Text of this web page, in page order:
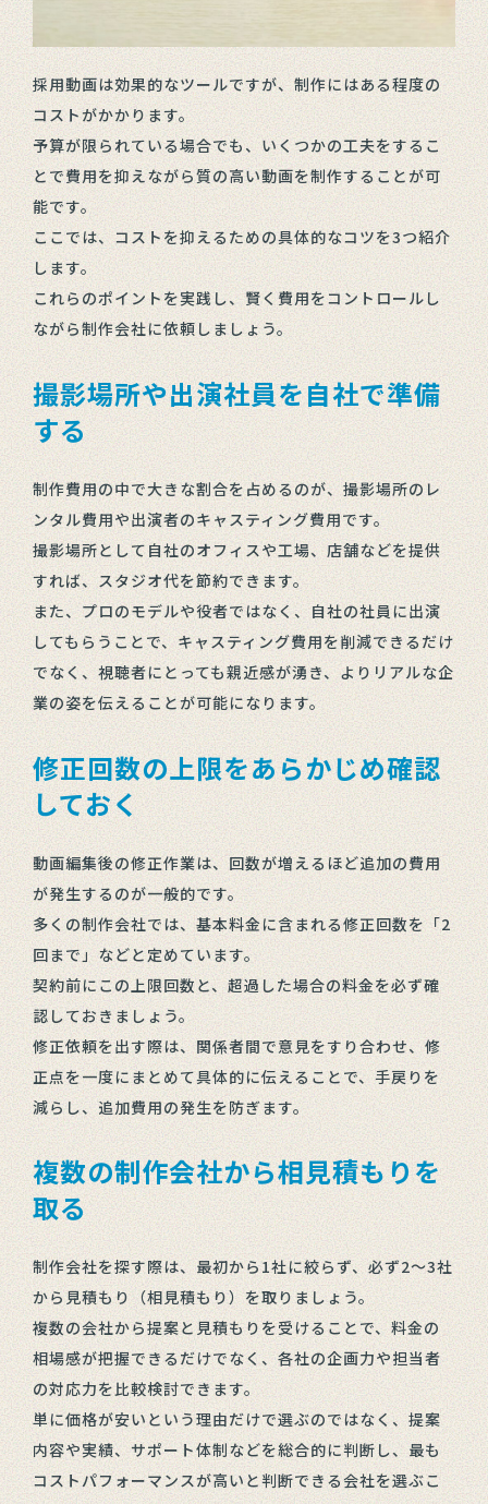
採用動画は効果的なツールですが、制作にはある程度の
コストがかかります。
予算が限られている場合でも、いくつかの工夫をするこ
とで費用を抑えながら質の高い動画を制作することが可
能です。
ここでは、コストを抑えるための具体的なコツを3つ紹介
します。
これらのポイントを実践し、賢く費用をコントロールし
ながら制作会社に依頼しましょう。
撮影場所や出演社員を自社で準備
する
制作費用の中で大きな割合を占めるのが、撮影場所のレ
ンタル費用や出演者のキャスティング費用です。
撮影場所として自社のオフィスや工場、店舗などを提供
すれば、スタジオ代を節約できます。
また、プロのモデルや役者ではなく、自社の社員に出演
してもらうことで、キャスティング費用を削減できるだけ
でなく、視聴者にとっても親近感が湧き、よりリアルな企
業の姿を伝えることが可能になります。
修正回数の上限をあらかじめ確認
しておく
動画編集後の修正作業は、回数が増えるほど追加の費用
が発生するのが一般的です。
多くの制作会社では、基本料金に含まれる修正回数を「2
回まで」などと定めています。
契約前にこの上限回数と、超過した場合の料金を必ず確
認しておきましょう。
修正依頼を出す際は、関係者間で意見をすり合わせ、修
正点を一度にまとめて具体的に伝えることで、手戻りを
減らし、追加費用の発生を防ぎます。
複数の制作会社から相見積もりを
取る
制作会社を探す際は、最初から1社に絞らず、必ず2〜3社
から見積もり（相見積もり）を取りましょう。
複数の会社から提案と見積もりを受けることで、料金の
相場感が把握できるだけでなく、各社の企画力や担当者
の対応力を比較検討できます。
単に価格が安いという理由だけで選ぶのではなく、提案
内容や実績、サポート体制などを総合的に判断し、最も
コストパフォーマンスが高いと判断できる会社を選ぶこ